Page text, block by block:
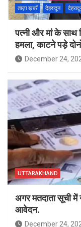
ताज़ा ख़बरें
देहरादून
पत्नी और मां के साथ
हमला, काटने पड़े
December 24,
UTTARAKHAND
अगर मतदाता सूची में
आवेदन.
December 24,